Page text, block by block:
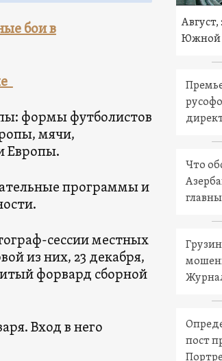
бои в
формы футболистов
мячи,
Европы.
программы и
сессии местных
из них, 23 декабря,
форвард сборной
Вход в него
Южной
Что
пост